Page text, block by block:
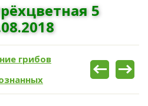
5
грибов